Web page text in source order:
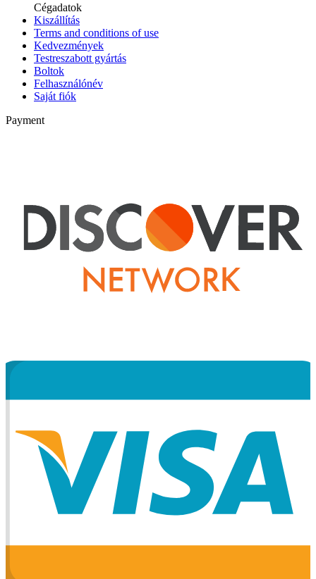
Cégadatok
Kiszállítás
Terms and conditions of use
Kedvezmények
Testreszabott gyártás
Boltok
Felhasználónév
Saját fiók
Payment